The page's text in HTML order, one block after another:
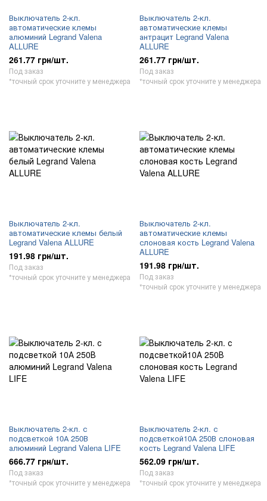
Выключатель 2-кл.
автоматические клемы
алюминий Legrand Valena
ALLURE
261.77 грн/шт.
Под заказ
*точный срок уточните у менеджера
Выключатель 2-кл.
автоматические клемы
антрацит Legrand Valena
ALLURE
261.77 грн/шт.
Под заказ
*точный срок уточните у менеджера
Выключатель 2-кл.
автоматические клемы белый
Legrand Valena ALLURE
191.98 грн/шт.
Под заказ
*точный срок уточните у менеджера
Выключатель 2-кл.
автоматические клемы
слоновая кость Legrand Valena
ALLURE
191.98 грн/шт.
Под заказ
*точный срок уточните у менеджера
Выключатель 2-кл. с
подсветкой 10А 250В
алюминий Legrand Valena LIFE
666.77 грн/шт.
Под заказ
*точный срок уточните у менеджера
Выключатель 2-кл. с
подсветкой10А 250В слоновая
кость Legrand Valena LIFE
562.09 грн/шт.
Под заказ
*точный срок уточните у менеджера